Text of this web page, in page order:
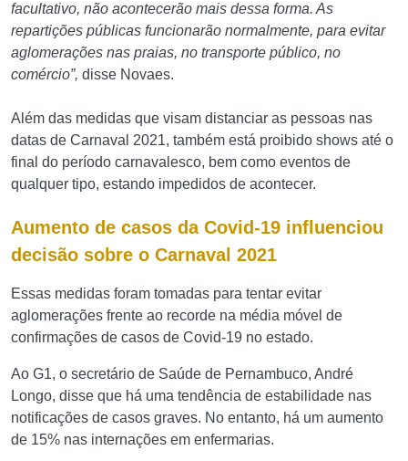
facultativo, não acontecerão mais dessa forma. As
repartições públicas funcionarão normalmente, para evitar
aglomerações nas praias, no transporte público, no
comércio”, disse Novaes.
Além das medidas que visam distanciar as pessoas nas
datas de Carnaval 2021, também está proibido shows até o
final do período carnavalesco, bem como eventos de
qualquer tipo, estando impedidos de acontecer.
Aumento de casos da Covid-19 influenciou
decisão sobre o Carnaval 2021
Essas medidas foram tomadas para tentar evitar
aglomerações frente ao recorde na média móvel de
confirmações de casos de Covid-19 no estado.
Ao G1, o secretário de Saúde de Pernambuco, André
Longo, disse que há uma tendência de estabilidade nas
notificações de casos graves. No entanto, há um aumento
de 15% nas internações em enfermarias.